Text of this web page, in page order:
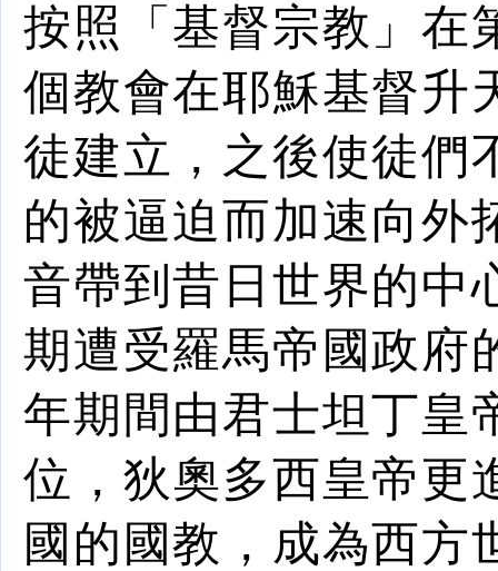
按照「基督宗教」在
個教會在耶穌基督升
徒建立，之後使徒們
的被逼迫而加速向外
音帶到昔日世界的中
期遭受羅馬帝國政府
年期間由君士坦丁皇
位， 狄奧多西皇帝更
國的 國教 ，成為西方